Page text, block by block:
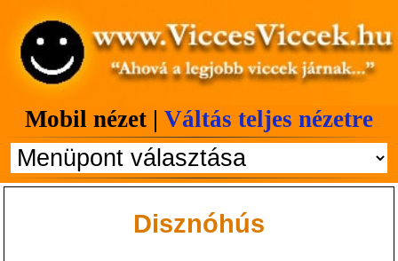
Mobil nézet | Váltás teljes nézetre
Disznóhús